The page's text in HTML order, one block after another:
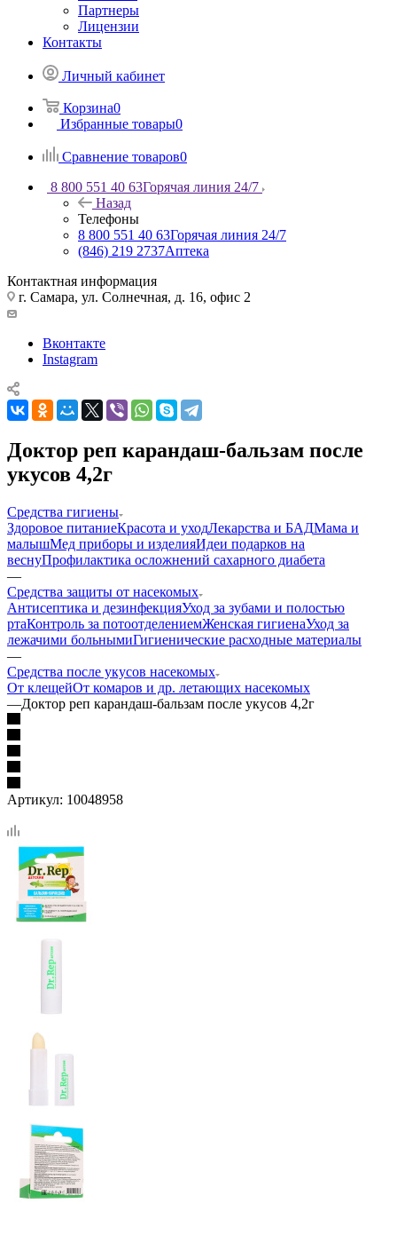
Партнеры
Лицензии
Контакты
Личный кабинет
Корзина0
Избранные товары0
Сравнение товаров0
8 800 551 40 63Горячая линия 24/7
Назад
Телефоны
8 800 551 40 63Горячая линия 24/7
(846) 219 2737Аптека
Контактная информация
г. Самара, ул. Солнечная, д. 16, офис 2
Вконтакте
Instagram
Доктор реп карандаш-бальзам после
укусов 4,2г
Средства гигиены
Здоровое питаниеКрасота и уходЛекарства и БАДМама и
малышМед приборы и изделияИдеи подарков на
веснуПрофилактика осложнений сахарного диабета
—
Средства защиты от насекомых
Антисептика и дезинфекцияУход за зубами и полостью
ртаКонтроль за потоотделениемЖенская гигиенаУход за
лежачими больнымиГигиенические расходные материалы
—
Средства после укусов насекомых
От клещейОт комаров и др. летающих насекомых
—Доктор реп карандаш-бальзам после укусов 4,2г
Артикул: 10048958